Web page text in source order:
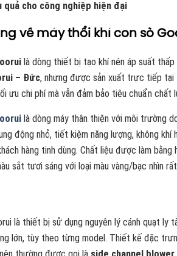
quả cho công nghiệp hiện đại
về máy thổi khí con sò
là dòng thiết bị tạo khí nén áp suất
– Đức, nhưng được sản xuất trực tiếp tại
ưu chi phí mà vẫn đảm bảo tiêu chuẩn chất
là dòng máy thân thiện với môi trường
động nhỏ, tiết kiệm năng lượng, không khí
hàng tinh dùng. Chất liệu được làm bằng
sắt tươi sáng với loại màu vàng/bạc nhìn
là thiết bị sử dụng nguyên lý cánh quạt ly
lớn, tùy theo từng model. Thiết kế đặc